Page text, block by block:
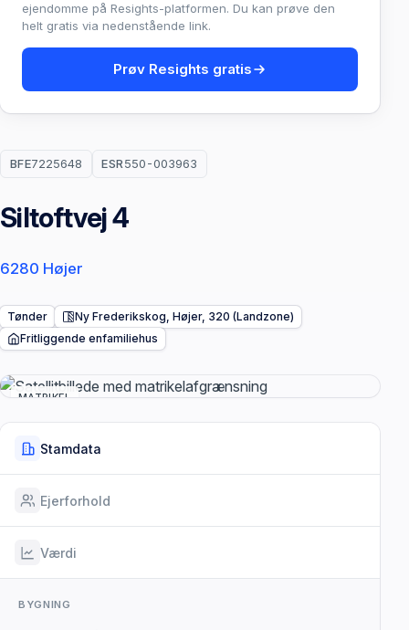
BFE7225648 ESR550-003963
Siltoftvej 4
6280 Højer
Tønder
Ny Frederikskog, Højer, 320 (Landzone)
Fritliggende enfamiliehus
MATRIKEL
Stamdata
Ejerforhold
Værdi
BYGNING
ejendomme på Resights-platformen. Du kan prøve den
helt gratis via nedenstående link.
Prøv Resights gratis